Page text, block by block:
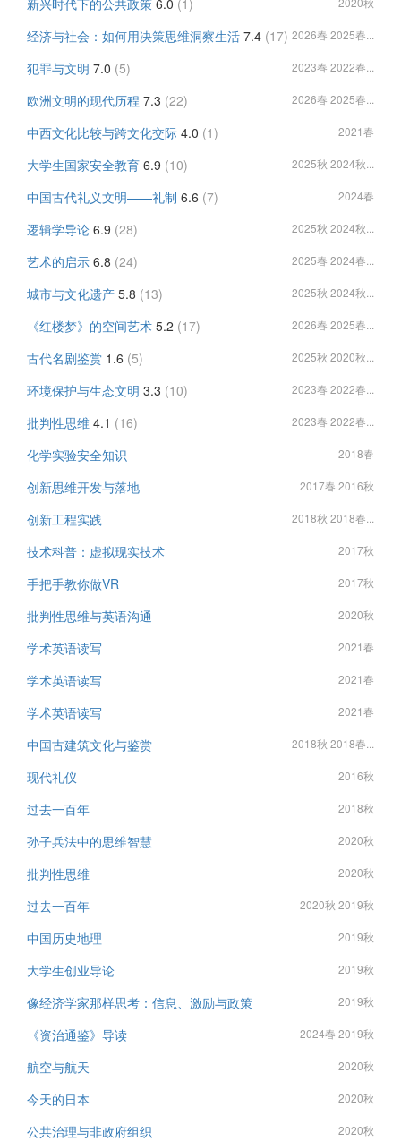
新兴时代下的公共政策 6.0 (1)
经济与社会：如何用决策思维洞察生活 7.4 (17) 2026春 2025春...
犯罪与文明 7.0 (5) 2023春 2022春...
欧洲文明的现代历程 7.3 (22) 2026春 2025春...
中西文化比较与跨文化交际 4.0 (1) 2021春
大学生国家安全教育 6.9 (10) 2025秋 2024秋...
中国古代礼义文明——礼制 6.6 (7) 2024春
逻辑学导论 6.9 (28) 2025秋 2024秋...
艺术的启示 6.8 (24) 2025春 2024春...
城市与文化遗产 5.8 (13) 2025秋 2024秋...
《红楼梦》的空间艺术 5.2 (17) 2026春 2025春...
古代名剧鉴赏 1.6 (5) 2025秋 2020秋...
环境保护与生态文明 3.3 (10) 2023春 2022春...
批判性思维 4.1 (16) 2023春 2022春...
化学实验安全知识 2018春
创新思维开发与落地 2017春 2016秋
创新工程实践 2018秋 2018春...
技术科普：虚拟现实技术 2017秋
手把手教你做VR 2017秋
批判性思维与英语沟通 2020秋
学术英语读写 2021春
学术英语读写 2021春
学术英语读写 2021春
中国古建筑文化与鉴赏 2018秋 2018春...
现代礼仪 2016秋
过去一百年 2018秋
孙子兵法中的思维智慧 2020秋
批判性思维 2020秋
过去一百年 2020秋 2019秋
中国历史地理 2019秋
大学生创业导论 2019秋
像经济学家那样思考：信息、激励与政策 2019秋
《资治通鉴》导读 2024春 2019秋
航空与航天 2020秋
今天的日本 2020秋
公共治理与非政府组织 2020秋